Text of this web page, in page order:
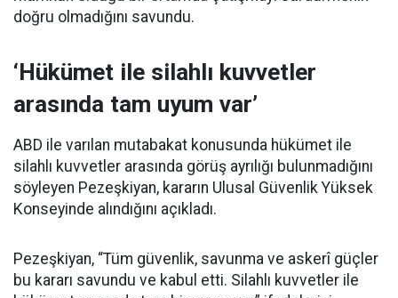
doğru olmadığını savundu.
‘Hükümet ile silahlı kuvvetler
arasında tam uyum var’
ABD ile varılan mutabakat konusunda hükümet ile
silahlı kuvvetler arasında görüş ayrılığı bulunmadığını
söyleyen Pezeşkiyan, kararın Ulusal Güvenlik Yüksek
Konseyinde alındığını açıkladı.
Pezeşkiyan, “Tüm güvenlik, savunma ve askerî güçler
bu kararı savundu ve kabul etti. Silahlı kuvvetler ile